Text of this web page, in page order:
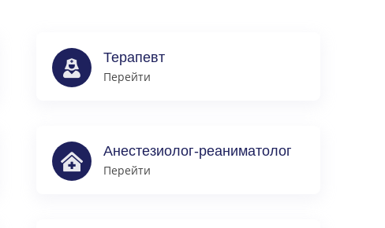
Терапевт
Перейти
Анестезиолог-реаниматолог
Перейти